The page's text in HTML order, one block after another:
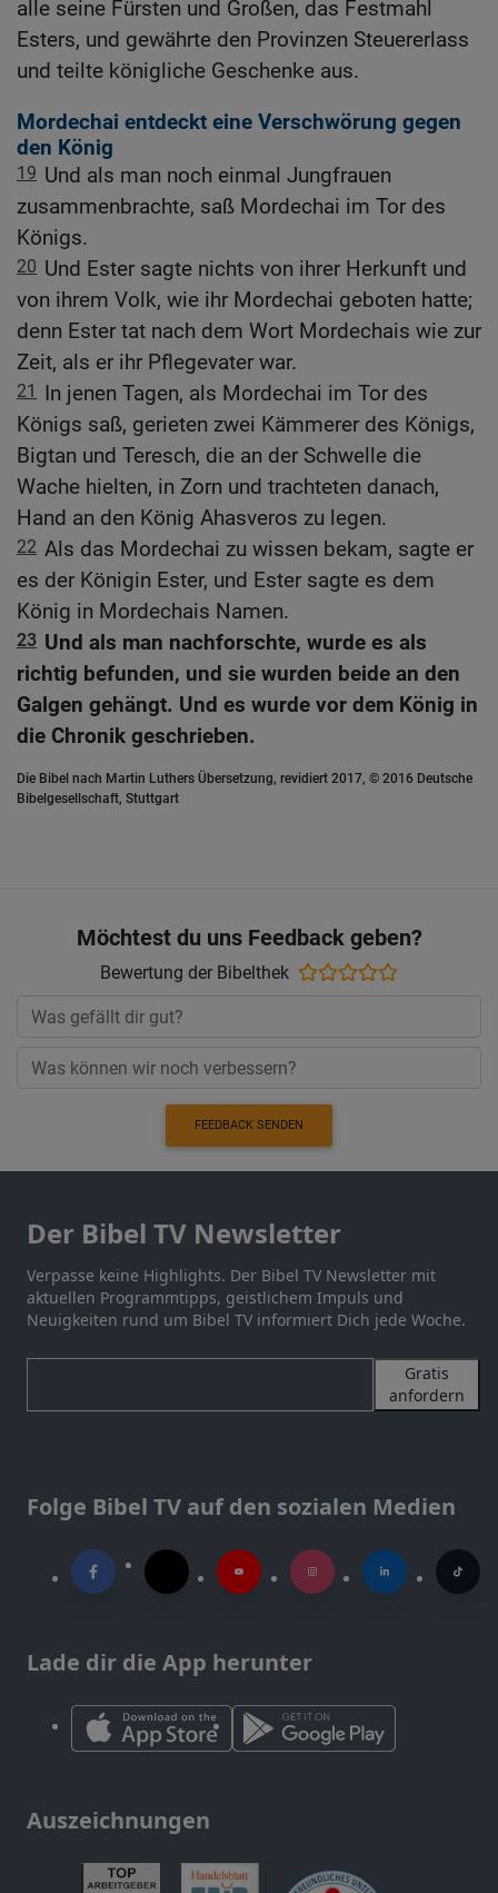
alle seine Fürsten und Großen, das Festmahl
Esters, und gewährte den Provinzen Steuererlass
und teilte königliche Geschenke aus.
Mordechai entdeckt eine Verschwörung gegen
den König
19 Und als man noch einmal Jungfrauen
zusammenbrachte, saß Mordechai im Tor des
Königs.
20 Und Ester sagte nichts von ihrer Herkunft und
von ihrem Volk, wie ihr Mordechai geboten hatte;
denn Ester tat nach dem Wort Mordechais wie zur
Zeit, als er ihr Pflegevater war.
21 In jenen Tagen, als Mordechai im Tor des
Königs saß, gerieten zwei Kämmerer des Königs,
Bigtan und Teresch, die an der Schwelle die
Wache hielten, in Zorn und trachteten danach,
Hand an den König Ahasveros zu legen.
22 Als das Mordechai zu wissen bekam, sagte er
es der Königin Ester, und Ester sagte es dem
König in Mordechais Namen.
23 Und als man nachforschte, wurde es als
richtig befunden, und sie wurden beide an den
Galgen gehängt. Und es wurde vor dem König in
die Chronik geschrieben.
Die Bibel nach Martin Luthers Übersetzung, revidiert 2017, © 2016 Deutsche
Bibelgesellschaft, Stuttgart
Möchtest du uns Feedback geben?
Bewertung der Bibelthek
FEEDBACK SENDEN
Der Bibel TV Newsletter
Verpasse keine Highlights. Der Bibel TV Newsletter mit
aktuellen Programmtipps, geistlichem Impuls und
Neuigkeiten rund um Bibel TV informiert Dich jede Woche.
Gratis
anfordern
Folge Bibel TV auf den sozialen Medien
Lade dir die App herunter
Auszeichnungen